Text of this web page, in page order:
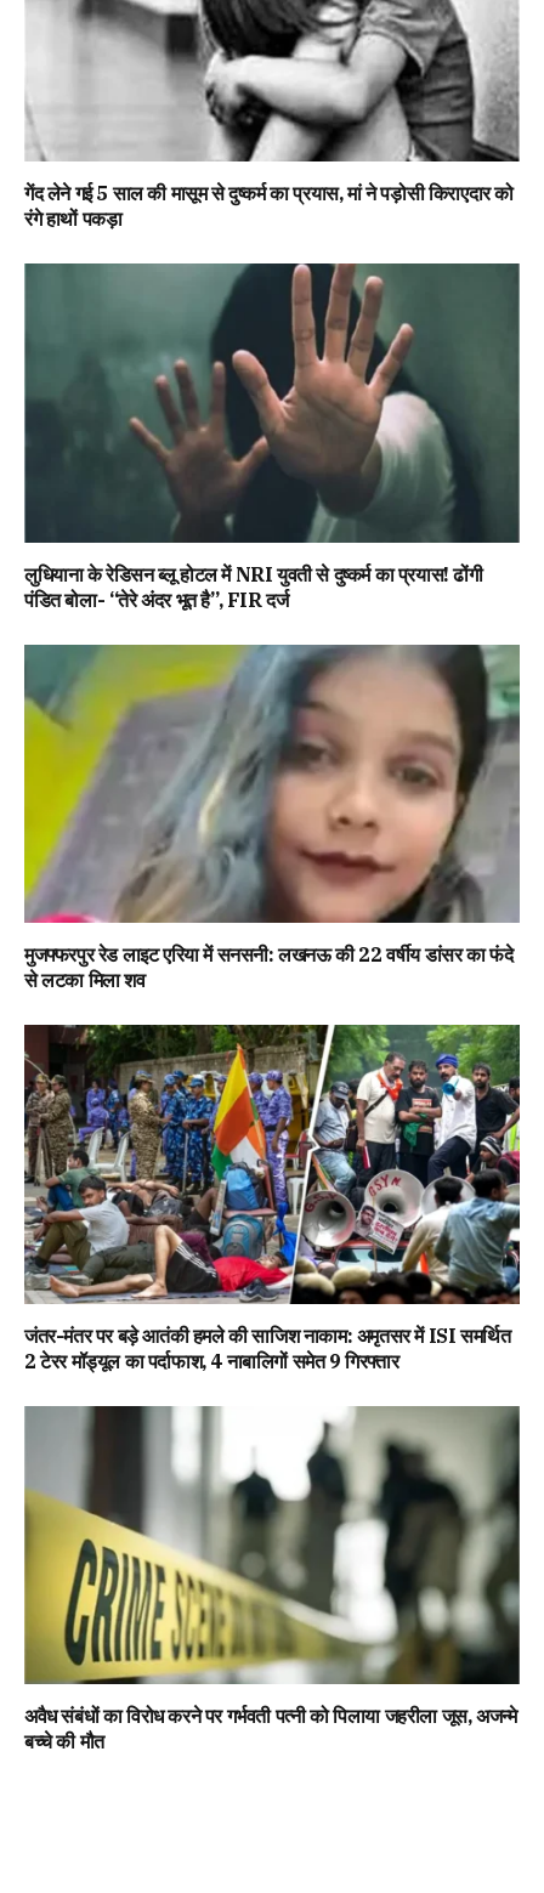
गेंद लेने गई 5 साल की मासूम से दुष्कर्म का प्रयास, मां ने पड़ोसी किराएदार को
रंगे हाथों पकड़ा
लुधियाना के रेडिसन ब्लू होटल में NRI युवती से दुष्कर्म का प्रयास! ढोंगी
पंडित बोला- “तेरे अंदर भूत है”, FIR दर्ज
मुजफ्फरपुर रेड लाइट एरिया में सनसनी: लखनऊ की 22 वर्षीय डांसर का फंदे
से लटका मिला शव
जंतर-मंतर पर बड़े आतंकी हमले की साजिश नाकाम: अमृतसर में ISI समर्थित
2 टेरर मॉड्यूल का पर्दाफाश, 4 नाबालिगों समेत 9 गिरफ्तार
अवैध संबंधों का विरोध करने पर गर्भवती पत्नी को पिलाया जहरीला जूस, अजन्मे
बच्चे की मौत